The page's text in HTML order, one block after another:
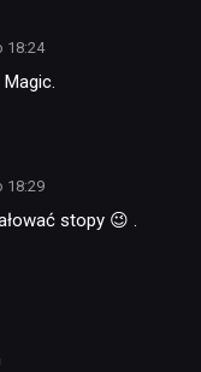
18:24
18:29
stopy 😉 .